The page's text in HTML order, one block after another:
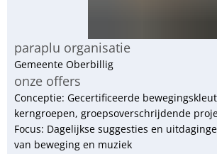
paraplu organisatie
Gemeente Oberbillig
onze offers
Conceptie: Gecertificeerde
kerngroepen, groepsoverschrijdende
Focus: Dagelijkse suggesties en
van beweging en muziek